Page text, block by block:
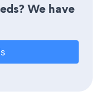
We have